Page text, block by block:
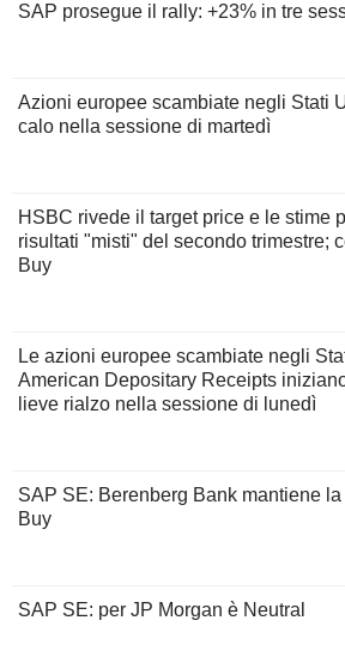
SAP prosegue il rally: +23% in tre
Azioni europee scambiate negli Stati
calo nella sessione di martedì
HSBC rivede il target price e le stime
risultati "misti" del secondo trimestre;
Buy
Le azioni europee scambiate negli
American Depositary Receipts
lieve rialzo nella sessione di lunedì
SAP SE: Berenberg Bank mantiene
Buy
SAP SE: per JP Morgan è Neutral